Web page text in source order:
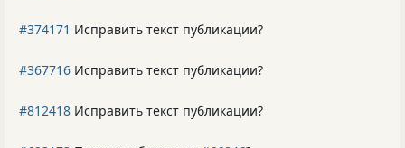
#374171 Исправить текст публикации?
#367716 Исправить текст публикации?
#812418 Исправить текст публикации?